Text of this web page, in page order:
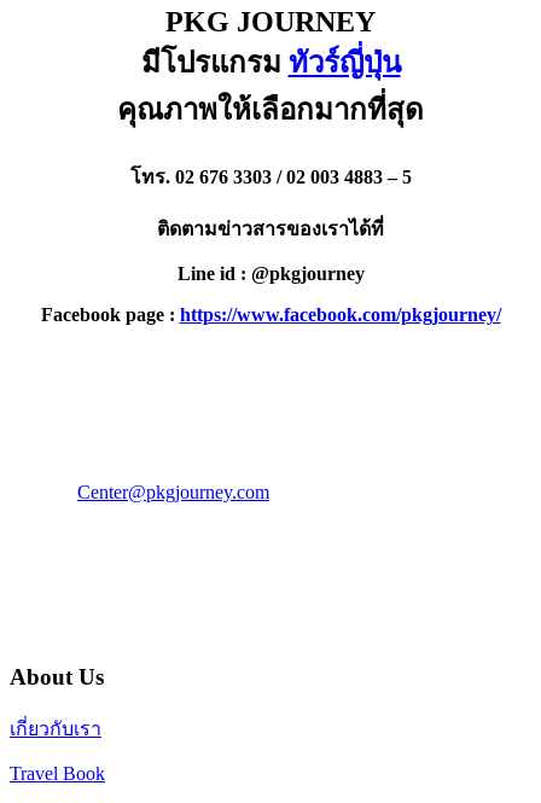
PKG JOURNEY
มีโปรแกรม ทัวร์ญี่ปุ่น
คุณภาพให้เลือกมากที่สุด
โทร. 02 676 3303 / 02 003 4883 – 5
ติดตามข่าวสารของเราได้ที่
Line id : @pkgjourney
Facebook page : https://www.facebook.com/pkgjourney/
Center@pkgjourney.com
About Us
เกี่ยวกับเรา
Travel Book